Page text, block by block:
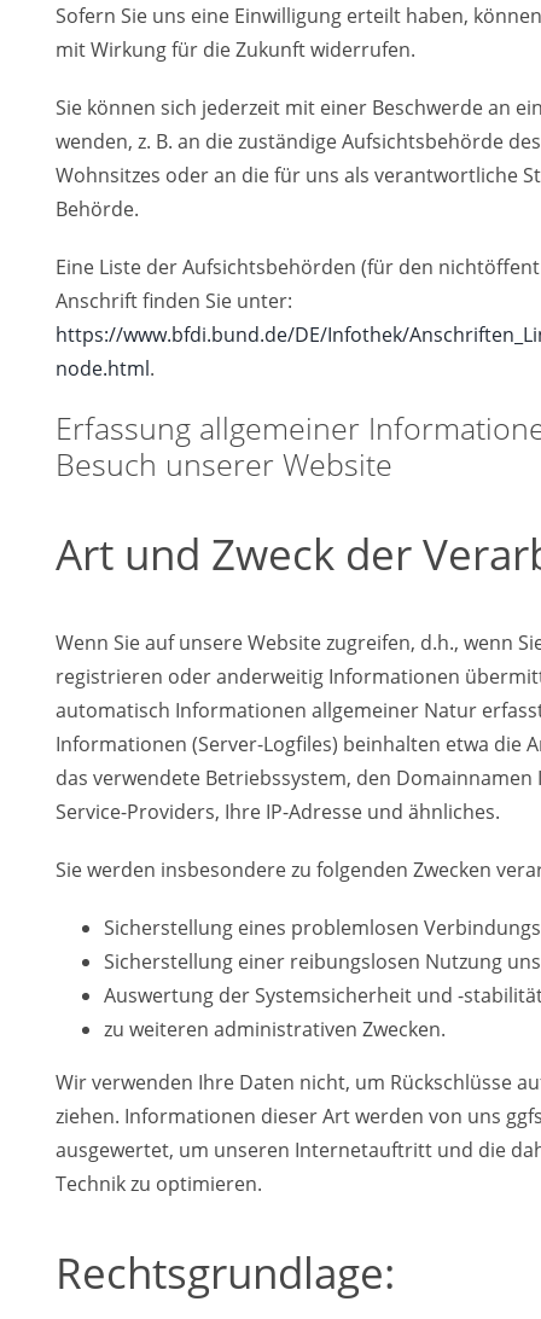
Sofern Sie uns eine Einwilligung erteilt haben,
mit Wirkung für die Zukunft widerrufen.
Sie können sich jederzeit mit einer Beschwerde an
wenden, z. B. an die zuständige Aufsichtsbehörde
Wohnsitzes oder an die für uns als verantwortliche
Behörde.
Eine Liste der Aufsichtsbehörden (für den
Anschrift finden Sie unter:
https://www.bfdi.bund.de/DE/Infothek/
node.html.
Erfassung allgemeiner
Besuch unserer Website
Art und Zweck der
Wenn Sie auf unsere Website zugreifen, d.h., wenn
registrieren oder anderweitig Informationen
automatisch Informationen allgemeiner Natur
Informationen (Server-Logfiles) beinhalten etwa die
das verwendete Betriebssystem, den Domainnamen
Service-Providers, Ihre IP-Adresse und ähnliches.
Sie werden insbesondere zu folgenden Zwecken
Sicherstellung eines problemlosen
Sicherstellung einer reibungslosen Nutzung
Auswertung der Systemsicherheit und -
zu weiteren administrativen Zwecken.
Wir verwenden Ihre Daten nicht, um Rückschlüsse
ziehen. Informationen dieser Art werden von uns
ausgewertet, um unseren Internetauftritt und die
Technik zu optimieren.
Rechtsgrundlage: